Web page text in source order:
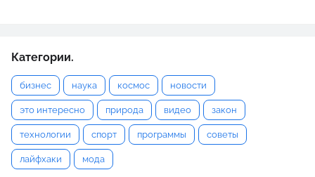
Категории.
бизнес наука космос новости
это интересно природа видео закон
технологии спорт программы советы
лайфхаки мода